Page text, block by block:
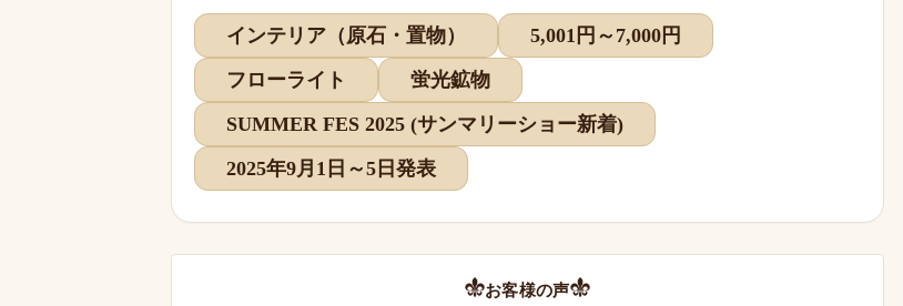
インテリア（原石・置物）
5,001円～7,000円
フローライト
蛍光鉱物
SUMMER FES 2025 (サンマリーショー新着)
2025年9月1日～5日発表
お客様の声